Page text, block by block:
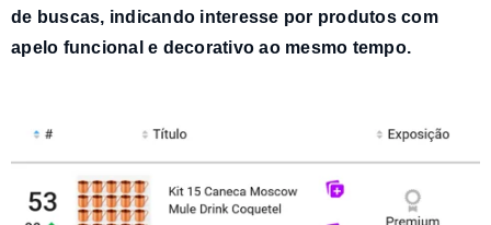
de buscas, indicando interesse por produtos com
apelo funcional e decorativo ao mesmo tempo.